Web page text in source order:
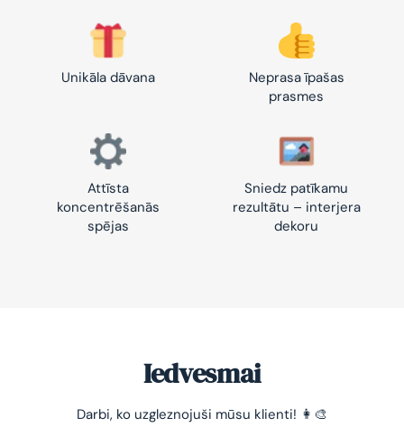
Unikāla dāvana
Neprasa īpašas
prasmes
Attīsta
koncentrēšanās
spējas
Sniedz patīkamu
rezultātu – interjera
dekoru
Iedvesmai
Darbi, ko uzgleznojuši mūsu klienti! 👩‍🎨